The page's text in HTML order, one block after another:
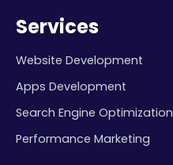
Services
Website Development
Apps Development
Search Engine Optimization
Performance Marketing